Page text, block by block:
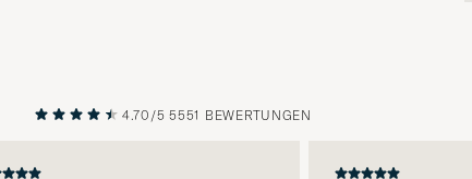
VORHERIGE
4.70/5 5551 BEWERTUNGEN